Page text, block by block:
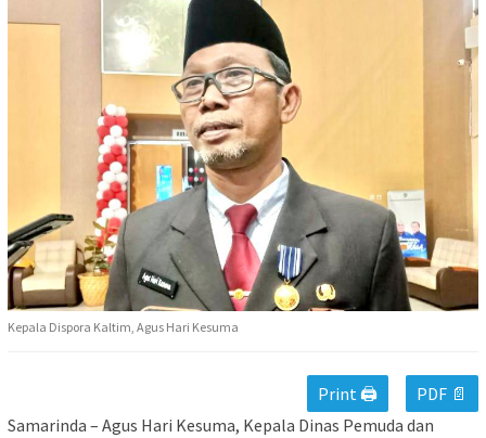
Kepala Dispora Kaltim, Agus Hari Kesuma
Print 🖨
PDF 📄
Samarinda – Agus Hari Kesuma, Kepala Dinas Pemuda dan